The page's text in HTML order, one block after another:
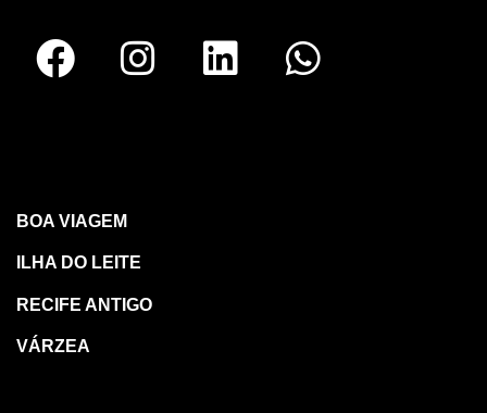
BOA VIAGEM
ILHA DO LEITE
RECIFE ANTIGO
VÁRZEA